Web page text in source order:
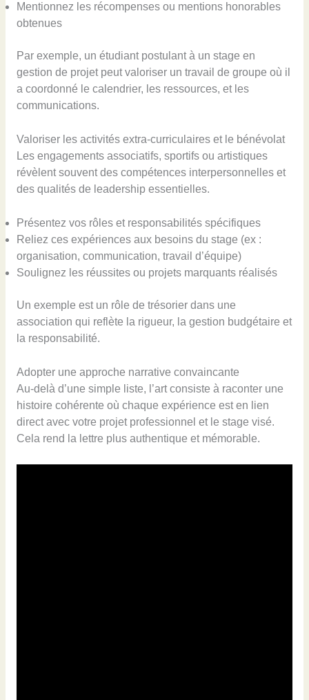
Mentionnez les récompenses ou mentions honorables
obtenues
Par exemple, un étudiant postulant à un stage en
gestion de projet peut valoriser un travail de groupe où il
a coordonné le calendrier, les ressources, et les
communications.
Valoriser les activités extra-curriculaires et le bénévolat
Les engagements associatifs, sportifs ou artistiques
révèlent souvent des compétences interpersonnelles et
des qualités de leadership essentielles.
Présentez vos rôles et responsabilités spécifiques
Reliez ces expériences aux besoins du stage (ex :
organisation, communication, travail d’équipe)
Soulignez les réussites ou projets marquants réalisés
Un exemple est un rôle de trésorier dans une
association qui reflète la rigueur, la gestion budgétaire et
la responsabilité.
Adopter une approche narrative convaincante
Au-delà d’une simple liste, l’art consiste à raconter une
histoire cohérente où chaque expérience est en lien
direct avec votre projet professionnel et le stage visé.
Cela rend la lettre plus authentique et mémorable.